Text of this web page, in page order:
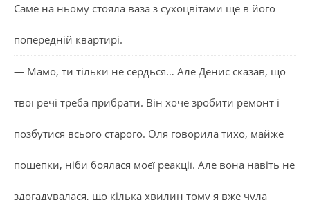
Саме на ньому стояла ваза з сухоцвітами ще в його
попередній квартирі.
— Мамо, ти тільки не сердься… Але Денис сказав, що
твої речі треба прибрати. Він хоче зробити ремонт і
позбутися всього старого. Оля говорила тихо, майже
пошепки, ніби боялася моєї реакції. Але вона навіть не
здогадувалася, що кілька хвилин тому я вже чула